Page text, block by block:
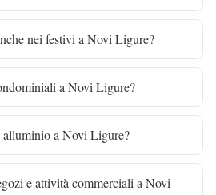
nei festivi a Novi Ligure?
a Novi Ligure?
alluminio a Novi Ligure?
e attività commerciali a Novi